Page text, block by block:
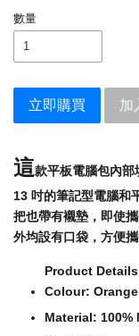
數量
立即購買 加
這款平板電腦包內
13 吋的筆記型電腦和
把也帶有襯墊，即使
外均設有口袋，方便
Product Details
Colour: Orange
Material: 100%